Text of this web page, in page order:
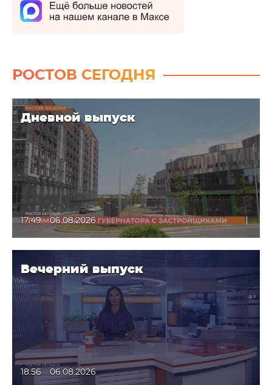
РОСТОВ СЕГОДНЯ
Дневной выпуск
17:49 06.08.2026
Вечерний выпуск
18:56 06.08.2026